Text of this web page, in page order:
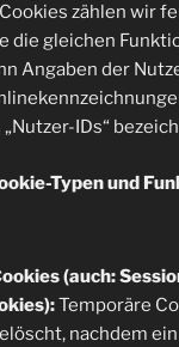
zählen wir
die gleichen
Angaben der
IDs“
Typen und
(auch:
Temporäre
nachdem